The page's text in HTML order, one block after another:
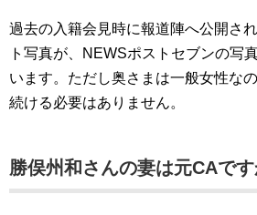
過去の入籍会見時に報道陣へ公開さ
ト写真が、NEWSポストセブンの写
います。ただし奥さまは一般女性な
続ける必要はありません。
勝俣州和さんの妻は元CAです